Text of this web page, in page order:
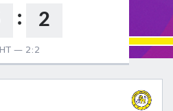
: 2
HT — 2:2